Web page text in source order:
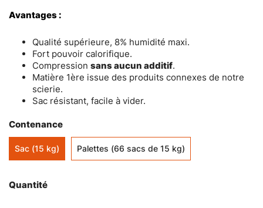
Avantages :
Qualité supérieure, 8% humidité maxi.
Fort pouvoir calorifique.
Compression sans aucun additif.
Matière 1ère issue des produits connexes de notre
scierie.
Sac résistant, facile à vider.
Contenance
Sac (15 kg) Palettes (66 sacs de 15 kg)
Quantité